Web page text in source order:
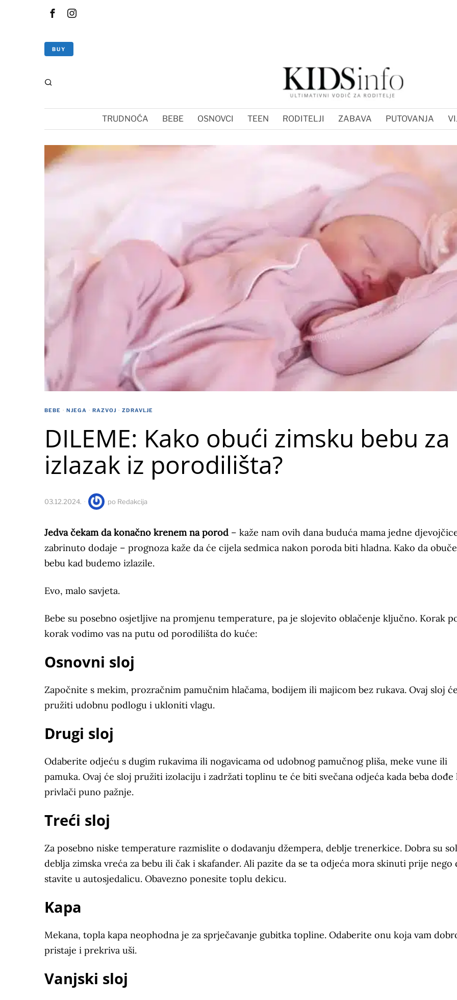
BUY
TRUDNOĆA BEBE OSNOVCI TEEN RODITELJI ZABAVA PUTOVANJA
BEBE · NJEGA · RAZVOJ · ZDRAVLJE
DILEME: Kako obući zimsku bebu za
izlazak iz porodilišta?
03.12.2024. po Redakcija
Jedva čekam da konačno krenem na porod – kaže nam ovih dana buduća mama jedne
zabrinuto dodaje – prognoza kaže da će cijela sedmica nakon poroda biti hladna. Kako da
bebu kad budemo izlazile.
Evo, malo savjeta.
Bebe su posebno osjetljive na promjenu temperature, pa je slojevito oblačenje ključno. Korak
korak vodimo vas na putu od porodilišta do kuće:
Osnovni sloj
Započnite s mekim, prozračnim pamučnim hlačama, bodijem ili majicom bez rukava. Ovaj sloj
pružiti udobnu podlogu i ukloniti vlagu.
Drugi sloj
Odaberite odjeću s dugim rukavima ili nogavicama od udobnog pamučnog pliša, meke vune ili
pamuka. Ovaj će sloj pružiti izolaciju i zadržati toplinu te će biti svečana odjeća kada beba
privlači puno pažnje.
Treći sloj
Za posebno niske temperature razmislite o dodavanju džempera, deblje trenerkice. Dobra su
deblja zimska vreća za bebu ili čak i skafander. Ali pazite da se ta odjeća mora skinuti prije nego
stavite u autosjedalicu. Obavezno ponesite toplu dekicu.
Kapa
Mekana, topla kapa neophodna je za sprječavanje gubitka topline. Odaberite onu koja vam
pristaje i prekriva uši.
Vanjski sloj